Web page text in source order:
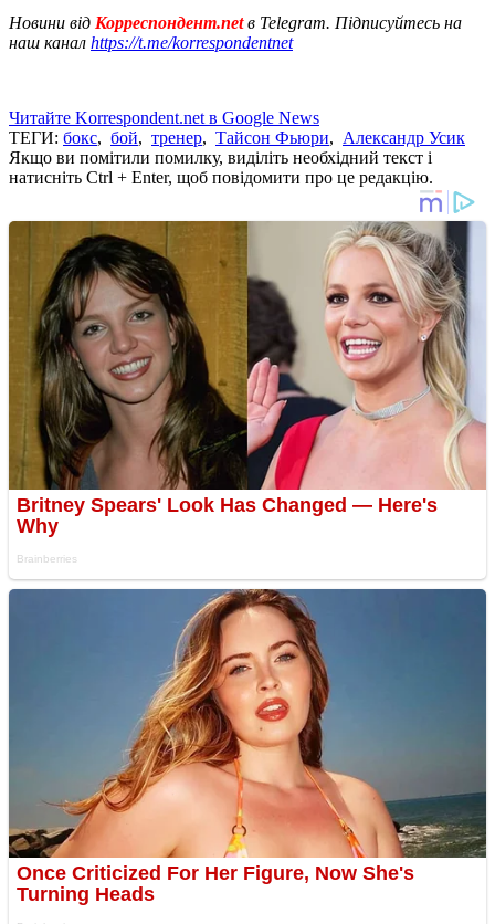
Новини від Корреспондент.netв Telegram. Підписуйтесь на
наш канал https://t.me/korrespondentnet
Читайте Korrespondent.net в Google News
ТЕГИ: бокс, бой, тренер, Тайсон Фьюри, Александр Усик
Якщо ви помітили помилку, виділіть необхідний текст і
натисніть Ctrl + Enter, щоб повідомити про це редакцію.